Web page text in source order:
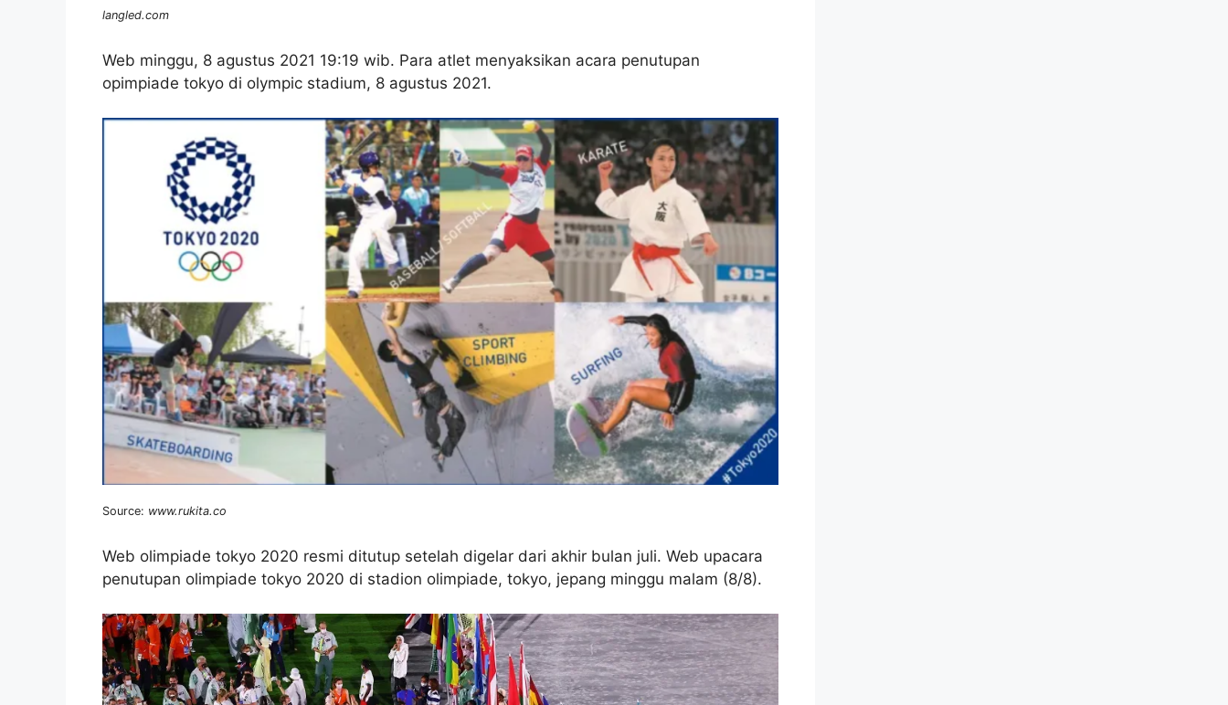
langled.com
Web minggu, 8 agustus 2021 19:19 wib. Para atlet menyaksikan acara penutupan
opimpiade tokyo di olympic stadium, 8 agustus 2021.
Source: www.rukita.co
Web olimpiade tokyo 2020 resmi ditutup setelah digelar dari akhir bulan juli. Web upacara
penutupan olimpiade tokyo 2020 di stadion olimpiade, tokyo, jepang minggu malam (8/8).